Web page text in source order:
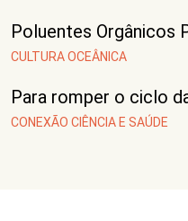
Poluentes Orgânicos
CULTURA OCEÂNICA
Para romper o ciclo
CONEXÃO CIÊNCIA E SAÚDE